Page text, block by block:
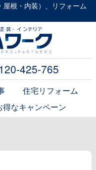
根・内装）、リフォーム
425-765
住宅リフォーム
得なキャンペーン